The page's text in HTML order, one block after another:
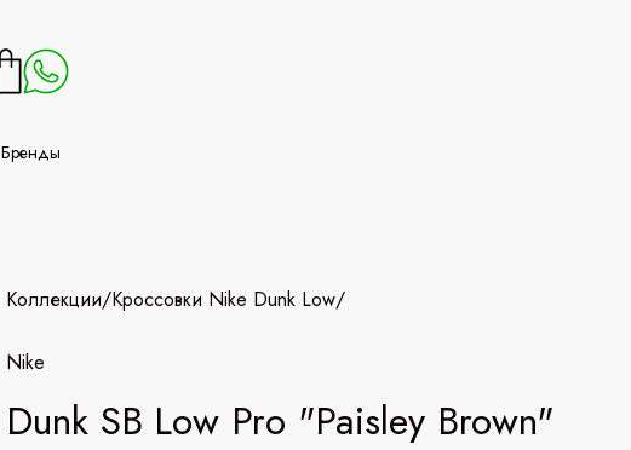
Бренды
Коллекции/Кроссовки Nike Dunk Low/
Nike
Dunk SB Low Pro "Paisley Brown"